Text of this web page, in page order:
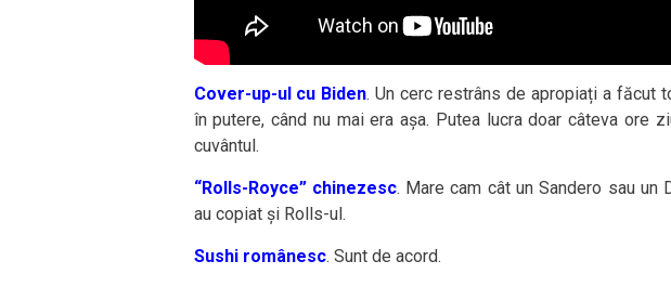
Cover-up-ul cu Biden. Un cerc restrâns de apropiați a făcut
în putere, când nu mai era așa. Putea lucra doar câteva ore
cuvântul.
“Rolls-Royce” chinezesc. Mare cam cât un Sandero sau un
au copiat și Rolls-ul.
Sushi românesc. Sunt de acord.